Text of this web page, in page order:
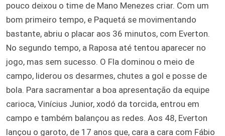
pouco deixou o time de Mano Menezes criar. Com um
bom primeiro tempo, e Paquetá se movimentando
bastante, abriu o placar aos 36 minutos, com Everton.
No segundo tempo, a Raposa até tentou aparecer no
jogo, mas sem sucesso. O Fla dominou o meio de
campo, liderou os desarmes, chutes a gol e posse de
bola. Para sacramentar a boa apresentação da equipe
carioca, Vinícius Junior, xodó da torcida, entrou em
campo e também balançou as redes. Aos 48, Everton
lançou o garoto, de 17 anos que, cara a cara com Fábio